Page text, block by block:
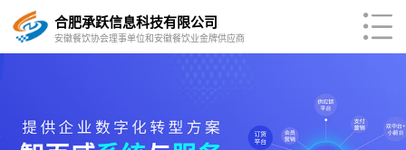
合肥承跃信息科技有限公司
安徽餐饮协会理事单位和安徽餐饮业金牌供应商